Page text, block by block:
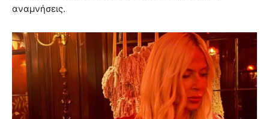
αναμνήσεις.